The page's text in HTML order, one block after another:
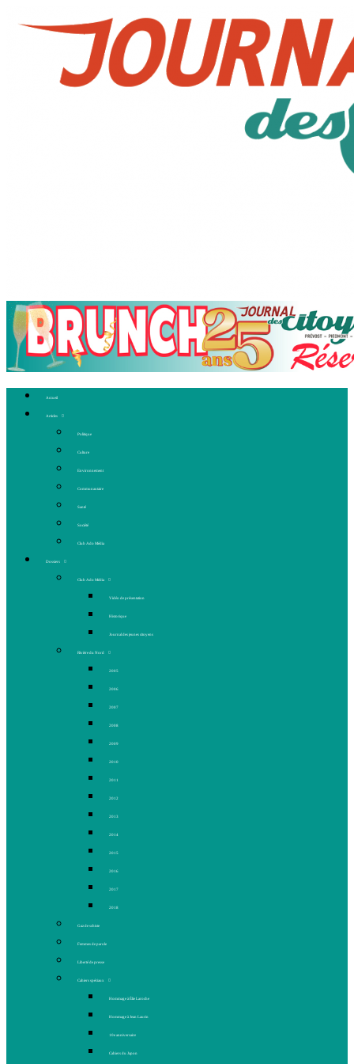
Accueil
Articles
Politique
Culture
Environnement
Communautaire
Santé
Société
Club Ado Média
Dossiers
Club Ado Média
Vidéo de présentation
Historique
Journal des jeunes citoyens
Rivière du Nord
2005
2006
2007
2008
2009
2010
2011
2012
2013
2014
2015
2016
2017
2018
Gaz de schiste
Femmes de parole
Liberté de presse
Cahiers spéciaux
Hommage à Élie Laroche
Hommage à Jean Laurin
10e anniversaire
Cahiers du Japon